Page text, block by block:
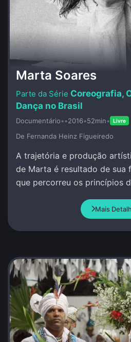
Marta Soares
Coreografia,
Dança no Brasil
Documentário••2016•52min• Livre
De Fernanda Heinz Figueiredo
A trajetória e produção
de Marta é resultado de sua
que percorreu os princípios
Mais